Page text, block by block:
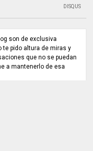
DISQUS
son de exclusiva
te pido altura de miras y
que no se puedan
a mantenerlo de esa